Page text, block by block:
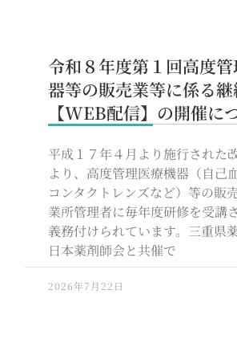
令和８年度第１回高度
器等の販売業等に係る
【WEB配信】の開催に
平成１７年４月より施行された
より、高度管理医療機器（自己
コンタクトレンズなど）等の販
業所管理者に毎年度研修を受講
義務付けられています。三重県
日本薬剤師会と共催で
2026年7月22日